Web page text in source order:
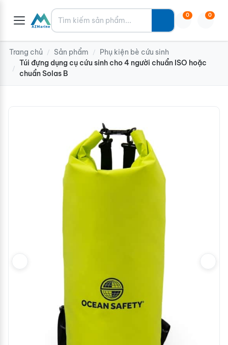
Tìm kiếm 0 0
Trang chủ / Sản phẩm / Phụ kiện bè cứu sinh
/
Túi đựng dụng cụ cứu sinh cho 4 người chuẩn ISO hoặc
chuẩn Solas B